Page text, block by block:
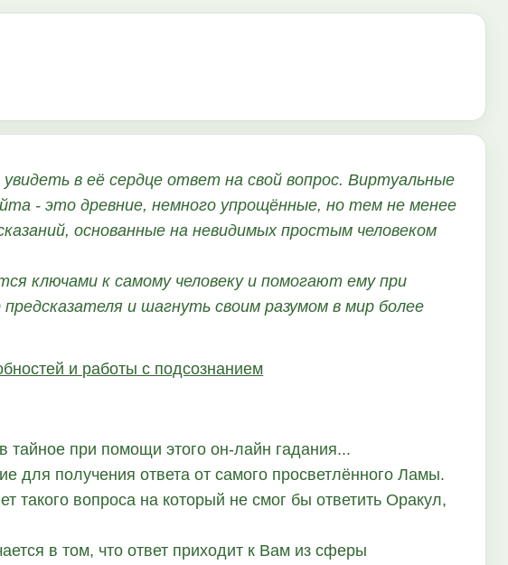
в её сердце ответ на свой вопрос. Виртуальные
- это древние, немного упрощённые, но тем не менее
основанные на невидимых простым человеком
ключами к самому человеку и помогают ему при
и шагнуть своим разумом в мир более
и работы с подсознанием
тайное при помощи этого он-лайн гадания...
для получения ответа от самого просветлённого Ламы.
такого вопроса на который не смог бы ответить Оракул,
в том, что ответ приходит к Вам из сферы